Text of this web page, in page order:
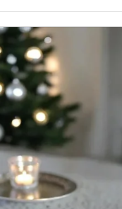
HLEDAT